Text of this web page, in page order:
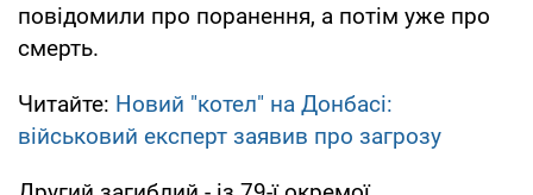
повідомили про поранення, а потім уже про
смерть.
Читайте: Новий "котел" на Донбасі:
військовий експерт заявив про загрозу